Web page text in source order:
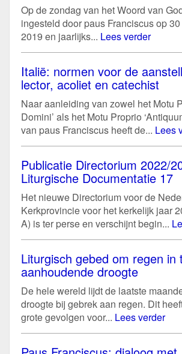
Op de zondag van het Woord van
ingesteld door paus Franciscus op
2019 en jaarlijks... Lees verder
Italië: normen voor de
lector, acoliet en catechist
Naar aanleiding van zowel het Motu
Domini’ als het Motu Proprio
van paus Franciscus heeft de... Lees
Publicatie Directorium 2022/
Liturgische Documentatie 17
Het nieuwe Directorium voor de
Kerkprovincie voor het kerkelijk jaar
A) is ter perse en verschijnt begin...
Liturgisch gebed om regen in
aanhoudende droogte
De hele wereld lijdt de laatste
droogte bij gebrek aan regen. Dit
grote gevolgen voor... Lees verder